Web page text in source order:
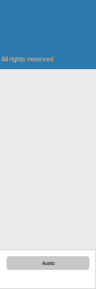
Aceito
All rights reserved